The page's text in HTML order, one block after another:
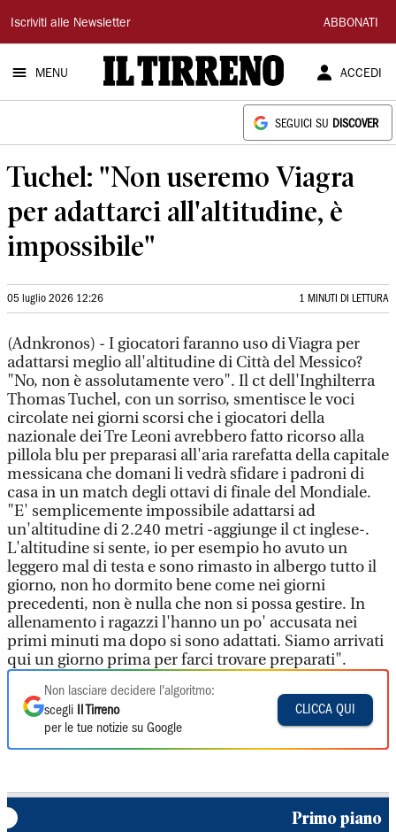
Il
Tirreno
Iscriviti alle Newsletter ABBONATI
MENU ACCEDI
SEGUICI SU DISCOVER
Tuchel: "Non useremo Viagra
per adattarci all'altitudine, è
impossibile"
05 luglio 2026 12:26 1 MINUTI DI LETTURA
(Adnkronos) - I giocatori faranno uso di Viagra per
adattarsi meglio all'altitudine di Città del Messico?
"No, non è assolutamente vero". Il ct dell'Inghilterra
Thomas Tuchel, con un sorriso, smentisce le voci
circolate nei giorni scorsi che i giocatori della
nazionale dei Tre Leoni avrebbero fatto ricorso alla
pillola blu per preparasi all'aria rarefatta della capitale
messicana che domani li vedrà sfidare i padroni di
casa in un match degli ottavi di finale del Mondiale.
"E' semplicemente impossibile adattarsi ad
un'altitudine di 2.240 metri -aggiunge il ct inglese-.
L'altitudine si sente, io per esempio ho avuto un
leggero mal di testa e sono rimasto in albergo tutto il
giorno, non ho dormito bene come nei giorni
precedenti, non è nulla che non si possa gestire. In
allenamento i ragazzi l'hanno un po' accusata nei
primi minuti ma dopo si sono adattati. Siamo arrivati
qui un giorno prima per farci trovare preparati".
Non lasciare decidere l'algoritmo:
scegli
Il Tirreno
per le tue notizie su Google
CLICCA QUI
Primo piano